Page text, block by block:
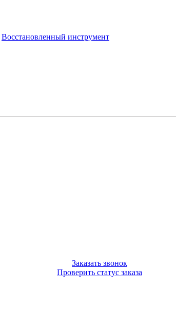
Восстановленный инструмент
Заказать звонок
Проверить статус заказа